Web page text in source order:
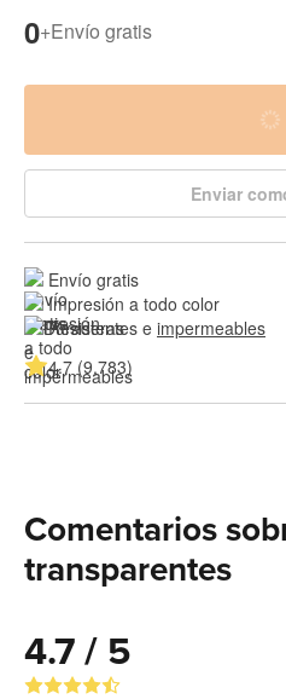
0+Envío gratis
Enviar
Envío gratis
Impresión a todo color
Resistentes e impermeables
4.7 (9,783)
Comentarios
transparentes
4.7 / 5